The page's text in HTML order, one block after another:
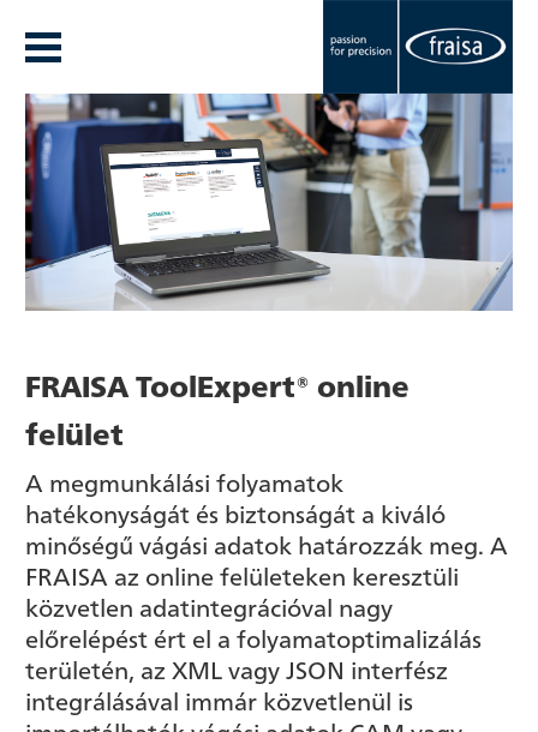
FRAISA ToolExpert® online
felület
A megmunkálási folyamatok
hatékonyságát és biztonságát a kiváló
minőségű vágási adatok határozzák meg. A
FRAISA az online felületeken keresztüli
közvetlen adatintegrációval nagy
előrelépést ért el a folyamatoptimalizálás
területén, az XML vagy JSON interfész
integrálásával immár közvetlenül is